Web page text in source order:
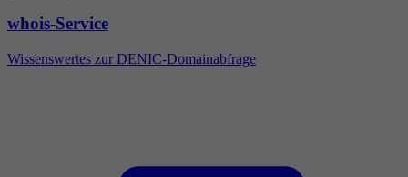
whois-Service
Wissenswertes zur DENIC-Domainabfrage